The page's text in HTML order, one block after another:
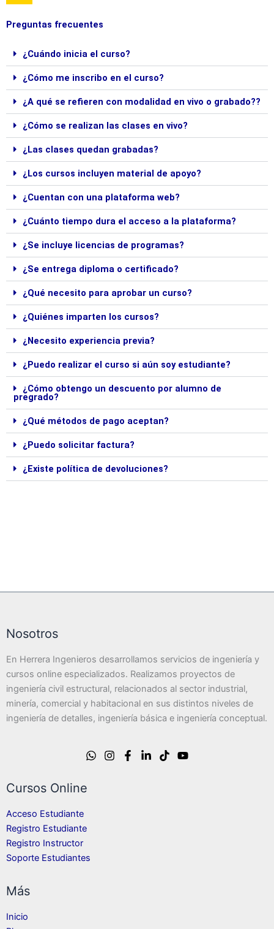
Preguntas frecuentes
¿Cuándo inicia el curso?
¿Cómo me inscribo en el curso?
¿A qué se refieren con modalidad en vivo o grabado??
¿Cómo se realizan las clases en vivo?
¿Las clases quedan grabadas?
¿Los cursos incluyen material de apoyo?
¿Cuentan con una plataforma web?
¿Cuánto tiempo dura el acceso a la plataforma?
¿Se incluye licencias de programas?
¿Se entrega diploma o certificado?
¿Qué necesito para aprobar un curso?
¿Quiénes imparten los cursos?
¿Necesito experiencia previa?
¿Puedo realizar el curso si aún soy estudiante?
¿Cómo obtengo un descuento por alumno de
pregrado?
¿Qué métodos de pago aceptan?
¿Puedo solicitar factura?
¿Existe política de devoluciones?
Nosotros
En Herrera Ingenieros desarrollamos servicios de ingeniería y
cursos online especializados. Realizamos proyectos de
ingeniería civil estructural, relacionados al sector industrial,
minería, comercial y habitacional en sus distintos niveles de
ingeniería de detalles, ingeniería básica e ingeniería conceptual.
Cursos Online
Acceso Estudiante
Registro Estudiante
Registro Instructor
Soporte Estudiantes
Más
Inicio